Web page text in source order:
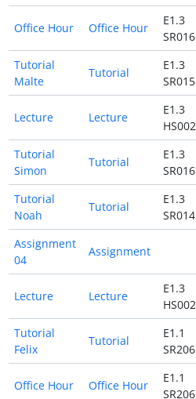
Office Hour Office Hour
E1.3
SR016
Tutorial
Malte
Tutorial
E1.3
SR015
Lecture Lecture
E1.3
HS002
Tutorial
Simon
Tutorial
E1.3
SR016
Tutorial
Noah
Tutorial
E1.3
SR014
Assignment
04
Assignment
Lecture Lecture
E1.3
HS002
Tutorial
Felix
Tutorial
E1.1
SR206
Office Hour Office Hour
E1.1
SR206